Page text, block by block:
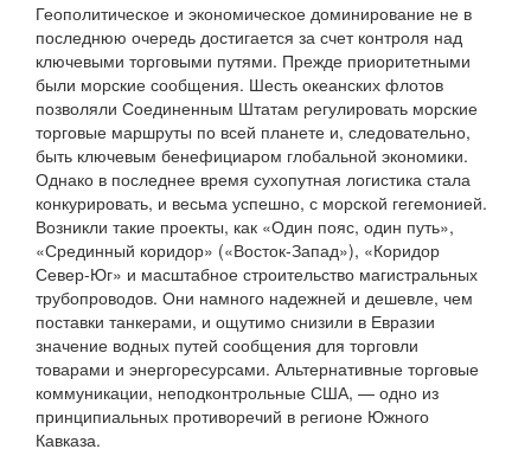
Геополитическое и экономическое доминирование не в
последнюю очередь достигается за счет контроля над
ключевыми торговыми путями. Прежде приоритетными
были морские сообщения. Шесть океанских флотов
позволяли Соединенным Штатам регулировать морские
торговые маршруты по всей планете и, следовательно,
быть ключевым бенефициаром глобальной экономики.
Однако в последнее время сухопутная логистика стала
конкурировать, и весьма успешно, с морской гегемонией.
Возникли такие проекты, как «Один пояс, один путь»,
«Срединный коридор» («Восток-Запад»), «Коридор
Север-Юг» и масштабное строительство магистральных
трубопроводов. Они намного надежней и дешевле, чем
поставки танкерами, и ощутимо снизили в Евразии
значение водных путей сообщения для торговли
товарами и энергоресурсами. Альтернативные торговые
коммуникации, неподконтрольные США, — одно из
принципиальных противоречий в регионе Южного
Кавказа.